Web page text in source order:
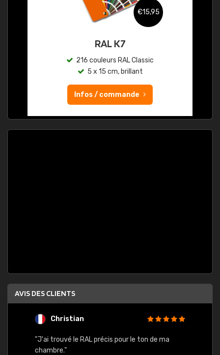
€15,95
RAL K7
216 couleurs RAL Classic
5 x 15 cm, brillant
Infos / commande
AVIS DES CLIENTS
Christian
"J'ai trouvé le RAL précis pour le ton de ma
chambre."